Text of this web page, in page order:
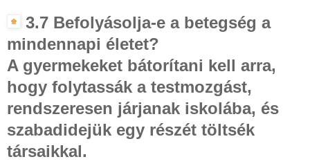
3.7 Befolyásolja-e a betegség a
mindennapi életet?
A gyermekeket bátorítani kell arra,
hogy folytassák a testmozgást,
rendszeresen járjanak iskolába, és
szabadidejük egy részét töltsék
társaikkal.